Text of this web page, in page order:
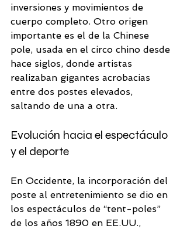
inversiones y movimientos de
cuerpo completo. Otro origen
importante es el de la Chinese
pole, usada en el circo chino desde
hace siglos, donde artistas
realizaban gigantes acrobacias
entre dos postes elevados,
saltando de una a otra.
Evolución hacia el espectáculo
y el deporte
En Occidente, la incorporación del
poste al entretenimiento se dio en
los espectáculos de “tent-poles”
de los años 1890 en EE.UU.,